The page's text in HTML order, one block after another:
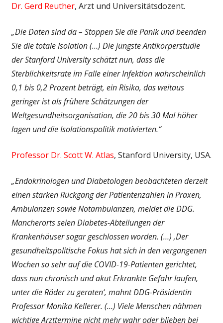
Dr. Gerd Reuther, Arzt und Universitätsdozent.
„Die Daten sind da – Stoppen Sie die Panik und beenden
Sie die totale Isolation (…) Die jüngste Antikörperstudie
der Stanford University schätzt nun, dass die
Sterblichkeitsrate im Falle einer Infektion wahrscheinlich
0,1 bis 0,2 Prozent beträgt, ein Risiko, das weitaus
geringer ist als frühere Schätzungen der
Weltgesundheitsorganisation, die 20 bis 30 Mal höher
lagen und die Isolationspolitik motivierten.“
Professor Dr. Scott W. Atlas, Stanford University, USA.
„Endokrinologen und Diabetologen beobachteten derzeit
einen starken Rückgang der Patientenzahlen in Praxen,
Ambulanzen sowie Notambulanzen, meldet die DDG.
Mancherorts seien Diabetes-Abteilungen der
Krankenhäuser sogar geschlossen worden. (…) ‚Der
gesundheitspolitische Fokus hat sich in den vergangenen
Wochen so sehr auf die COVID-19-Patienten gerichtet,
dass nun chronisch und akut Erkrankte Gefahr laufen,
unter die Räder zu geraten‘, mahnt DDG-Präsidentin
Professor Monika Kellerer. (…) Viele Menschen nähmen
wichtige Arzttermine nicht mehr wahr oder blieben bei